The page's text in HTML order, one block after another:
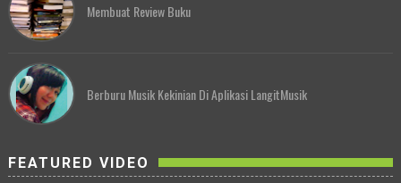
Membuat Review Buku
Berburu Musik Kekinian Di Aplikasi LangitMusik
FEATURED VIDEO